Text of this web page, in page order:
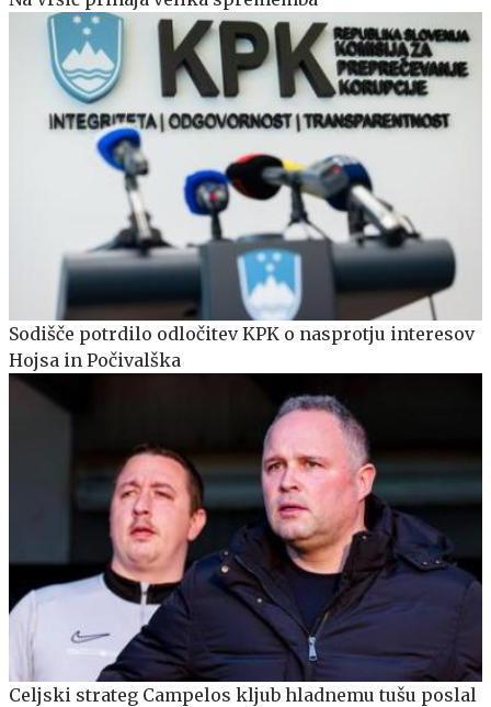
Sodišče potrdilo odločitev KPK o nasprotju interesov
Hojsa in Počivalška
Celjski strateg Campelos kljub hladnemu tušu poslal